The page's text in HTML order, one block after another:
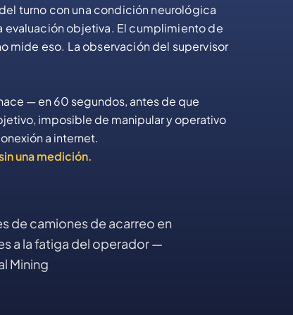
turno con una condición neurológica
evaluación objetiva. El cumplimiento de
mide eso. La observación del supervisor
— en 60 segundos, antes de que
imposible de manipular y operativo
a internet.
una medición.
de camiones de acarreo en
a la fatiga del operador —
Mining